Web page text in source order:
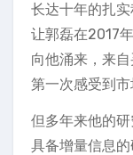
长达十年的扎
让郭磊在2017
向他涌来，来
第一次感受到市
但多年来他的研
具备增量信息